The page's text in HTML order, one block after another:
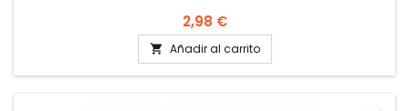
2,98 €
 Añadir al carrito